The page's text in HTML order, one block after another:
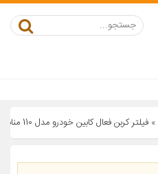
» فیلتر کربن فعال کابین خودرو مدل 110 مناسب برای دنا